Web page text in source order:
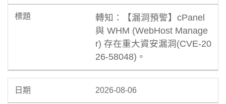
轉知：【漏洞預警】cPanel
與 WHM (WebHost Manage
r) 存在重大資安漏洞(CVE-20
26-58048)。
2026-08-06